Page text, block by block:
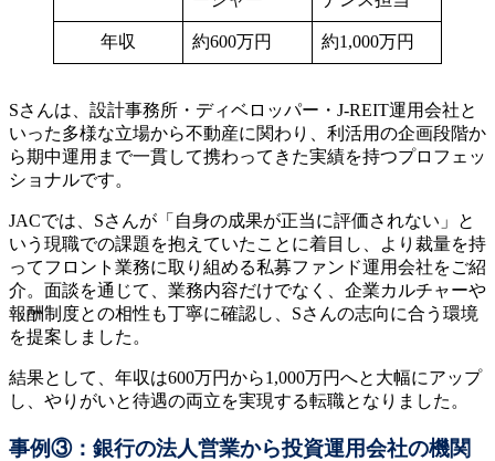
年収 約600万円 約1,000万円
Sさんは、設計事務所・ディベロッパー・J-REIT運用会社と
いった多様な立場から不動産に関わり、利活用の企画段階か
ら期中運用まで一貫して携わってきた実績を持つプロフェッ
ショナルです。
JACでは、Sさんが「自身の成果が正当に評価されない」と
いう現職での課題を抱えていたことに着目し、より裁量を持
ってフロント業務に取り組める私募ファンド運用会社をご紹
介。面談を通じて、業務内容だけでなく、企業カルチャーや
報酬制度との相性も丁寧に確認し、Sさんの志向に合う環境
を提案しました。
結果として、年収は600万円から1,000万円へと大幅にアップ
し、やりがいと待遇の両立を実現する転職となりました。
事例③：銀行の法人営業から投資運用会社の機関